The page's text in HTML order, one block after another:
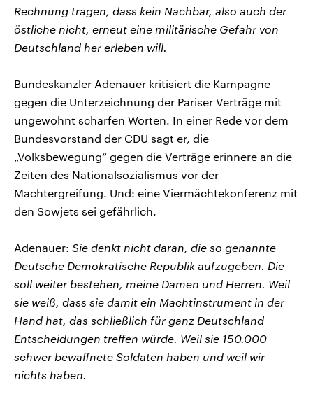
Rechnung tragen, dass kein Nachbar, also auch der
östliche nicht, erneut eine militärische Gefahr von
Deutschland her erleben will.
Bundeskanzler Adenauer kritisiert die Kampagne
gegen die Unterzeichnung der Pariser Verträge mit
ungewohnt scharfen Worten. In einer Rede vor dem
Bundesvorstand der CDU sagt er, die
„Volksbewegung“ gegen die Verträge erinnere an die
Zeiten des Nationalsozialismus vor der
Machtergreifung. Und: eine Viermächtekonferenz mit
den Sowjets sei gefährlich.
Adenauer: Sie denkt nicht daran, die so genannte
Deutsche Demokratische Republik aufzugeben. Die
soll weiter bestehen, meine Damen und Herren. Weil
sie weiß, dass sie damit ein Machtinstrument in der
Hand hat, das schließlich für ganz Deutschland
Entscheidungen treffen würde. Weil sie 150.000
schwer bewaffnete Soldaten haben und weil wir
nichts haben.